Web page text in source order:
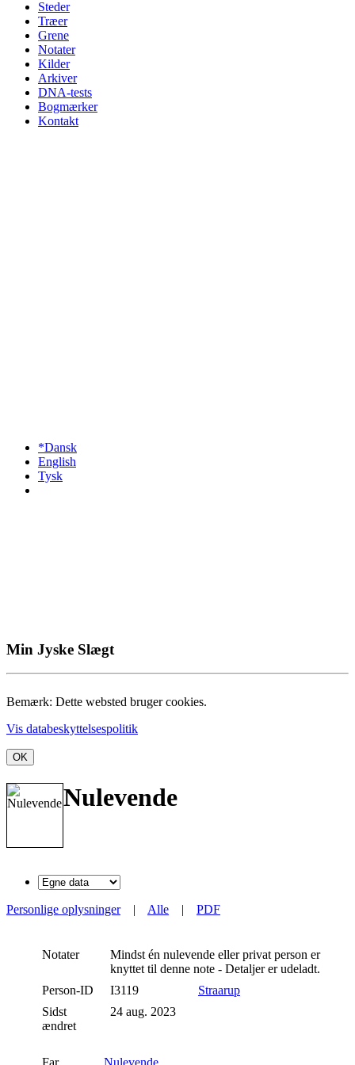
Steder
Træer
Grene
Notater
Kilder
Arkiver
DNA-tests
Bogmærker
Kontakt
*Dansk
English
Tysk
Min Jyske Slægt
Bemærk: Dette websted bruger cookies.
Vis databeskyttelsespolitik
OK
Nulevende
Personlige oplysninger| Alle | PDF
Notater
Mindst én nulevende eller privat person er
knyttet til denne note - Detaljer er udeladt.
Person-ID
I3119
Straarup
Sidst
ændret
24 aug. 2023
Far Nulevende